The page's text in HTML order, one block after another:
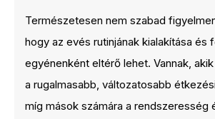
Természetesen nem szabad
hogy az evés rutinjának kialakítása és
egyénenként eltérő lehet. Vannak,
a rugalmasabb, változatosabb
míg mások számára a rendszeresség